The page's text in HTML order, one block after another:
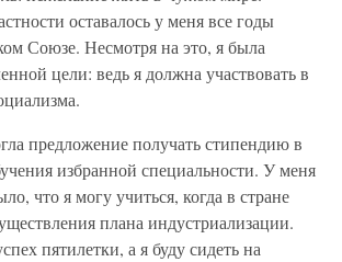
оставалось у меня все годы
Союзе. Несмотря на это, я была
цели: ведь я должна участвовать в
предложение получать стипендию в
избранной специальности. У меня
что я могу учиться, когда в стране
плана индустриализации.
пятилетки, а я буду сидеть на